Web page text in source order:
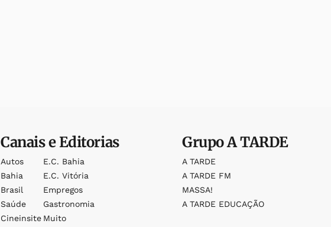
Canais e Editorias
Autos
Bahia
Brasil
Saúde
Cineinsite
E.c. Bahia
E.c. Vitória
Empregos
Gastronomia
Muito
GrupoA TARDE
A TARDE
A TARDE FM
MASSA!
A TARDE EDUCAÇÃO